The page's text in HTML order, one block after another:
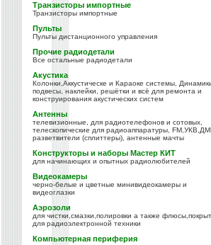
Транзисторы импортные
Транзисторы импортные
Пульты
Пульты дистанционного управления
Прочие радиодетали
Все остальные радиодетали
Акустика
Колонки,Аккустическе и Караоке системы,
подвесы, наклейки, решётки и всё для ремонта и
конструирования акустических систем
Антенны
телевизионные, для радиотелефонов и сотовых,
телескопические для радиоаппаратуры,
разветвители (сплиттеры), антенные мачты
Конструкторы и наборы Мастер КИТ
для начинающих и опытных радиолюбителей
Видеокамеры
черно-белые и цветные минивидеокамеры и
видеоглазки
Аэрозоли
для чистки,смазки,полировки а также
для радиоэлектронной техники
Компьютерная периферия